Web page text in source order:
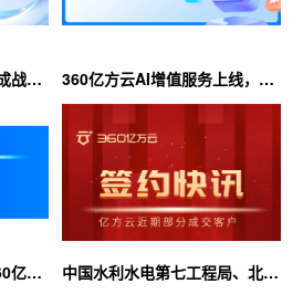
战略
360亿方云AI增值服务上线，超
大限时优惠等你来！
亿方
中国水利水电第七工程局、北京